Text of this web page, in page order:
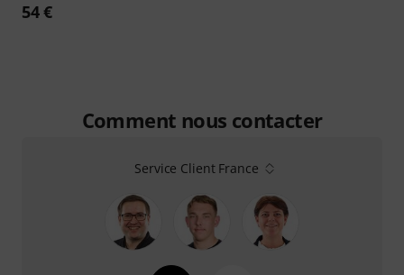
54 €
Comment nous contacter
Service Client France